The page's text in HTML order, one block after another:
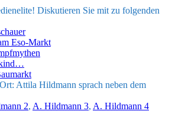
Diskutieren Sie mit zu folgenden
Eso-Markt
kind…
Attila Hildmann sprach neben dem
2, A. Hildmann 3, A. Hildmann 4